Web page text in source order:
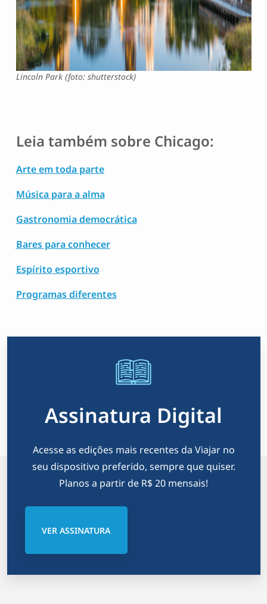
Lincoln Park (foto: shutterstock)
Leia também sobre Chicago:
Arte em toda parte
Música para a alma
Gastronomia democrática
Bares para conhecer
Espírito esportivo
Programas diferentes
Assinatura Digital
Acesse as edições mais recentes da Viajar no
seu dispositivo preferido, sempre que quiser.
Planos a partir de R$ 20 mensais!
VER ASSINATURA